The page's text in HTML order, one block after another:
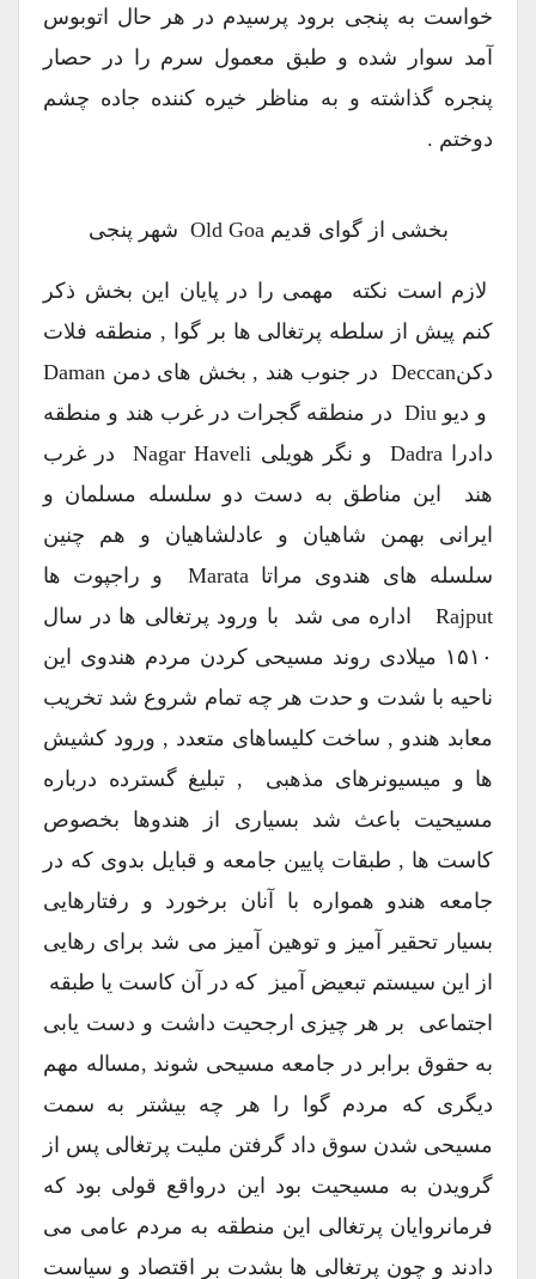
خواست به پنجی برود پرسیدم در هر حال اتوبوس
آمد سوار شده و طبق معمول سرم را در حصار
پنجره گذاشته و به مناظر خیره کننده جاده چشم
دوختم .
بخشی از گوای قدیم Old Goa شهر پنجی
لازم است نکته مهمی را در پایان این بخش ذکر
کنم پیش از سلطه پرتغالی ها بر گوا , منطقه فلات
دکنDeccan در جنوب هند , بخش های دمن Daman
و دیو Diu در منطقه گجرات در غرب هند و منطقه
دادرا Dadra و نگر هویلی Nagar Haveli در غرب
هند این مناطق به دست دو سلسله مسلمان و
ایرانی بهمن شاهیان و عادلشاهیان و هم چنین
سلسله های هندوی مراتا Marata و راجپوت ها
Rajput اداره می شد با ورود پرتغالی ها در سال
۱۵۱۰ میلادی روند مسیحی کردن مردم هندوی این
ناحیه با شدت و حدت هر چه تمام شروع شد تخریب
معابد هندو , ساخت کلیساهای متعدد , ورود کشیش
ها و میسیونرهای مذهبی , تبلیغ گسترده درباره
مسیحیت باعث شد بسیاری از هندوها بخصوص
کاست ها , طبقات پایین جامعه و قبایل بدوی که در
جامعه هندو همواره با آنان برخورد و رفتارهایی
بسیار تحقیر آمیز و توهین آمیز می شد برای رهایی
از این سیستم تبعیض آمیز که در آن کاست یا طبقه
اجتماعی بر هر چیزی ارجحیت داشت و دست یابی
به حقوق برابر در جامعه مسیحی شوند ,مساله مهم
دیگری که مردم گوا را هر چه بیشتر به سمت
مسیحی شدن سوق داد گرفتن ملیت پرتغالی پس از
گرویدن به مسیحیت بود این درواقع قولی بود که
فرمانروایان پرتغالی این منطقه به مردم عامی می
دادند و چون پرتغالی ها بشدت بر اقتصاد و سیاست